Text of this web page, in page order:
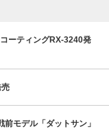
ーティングRX-3240発
モデル「ダットサン」